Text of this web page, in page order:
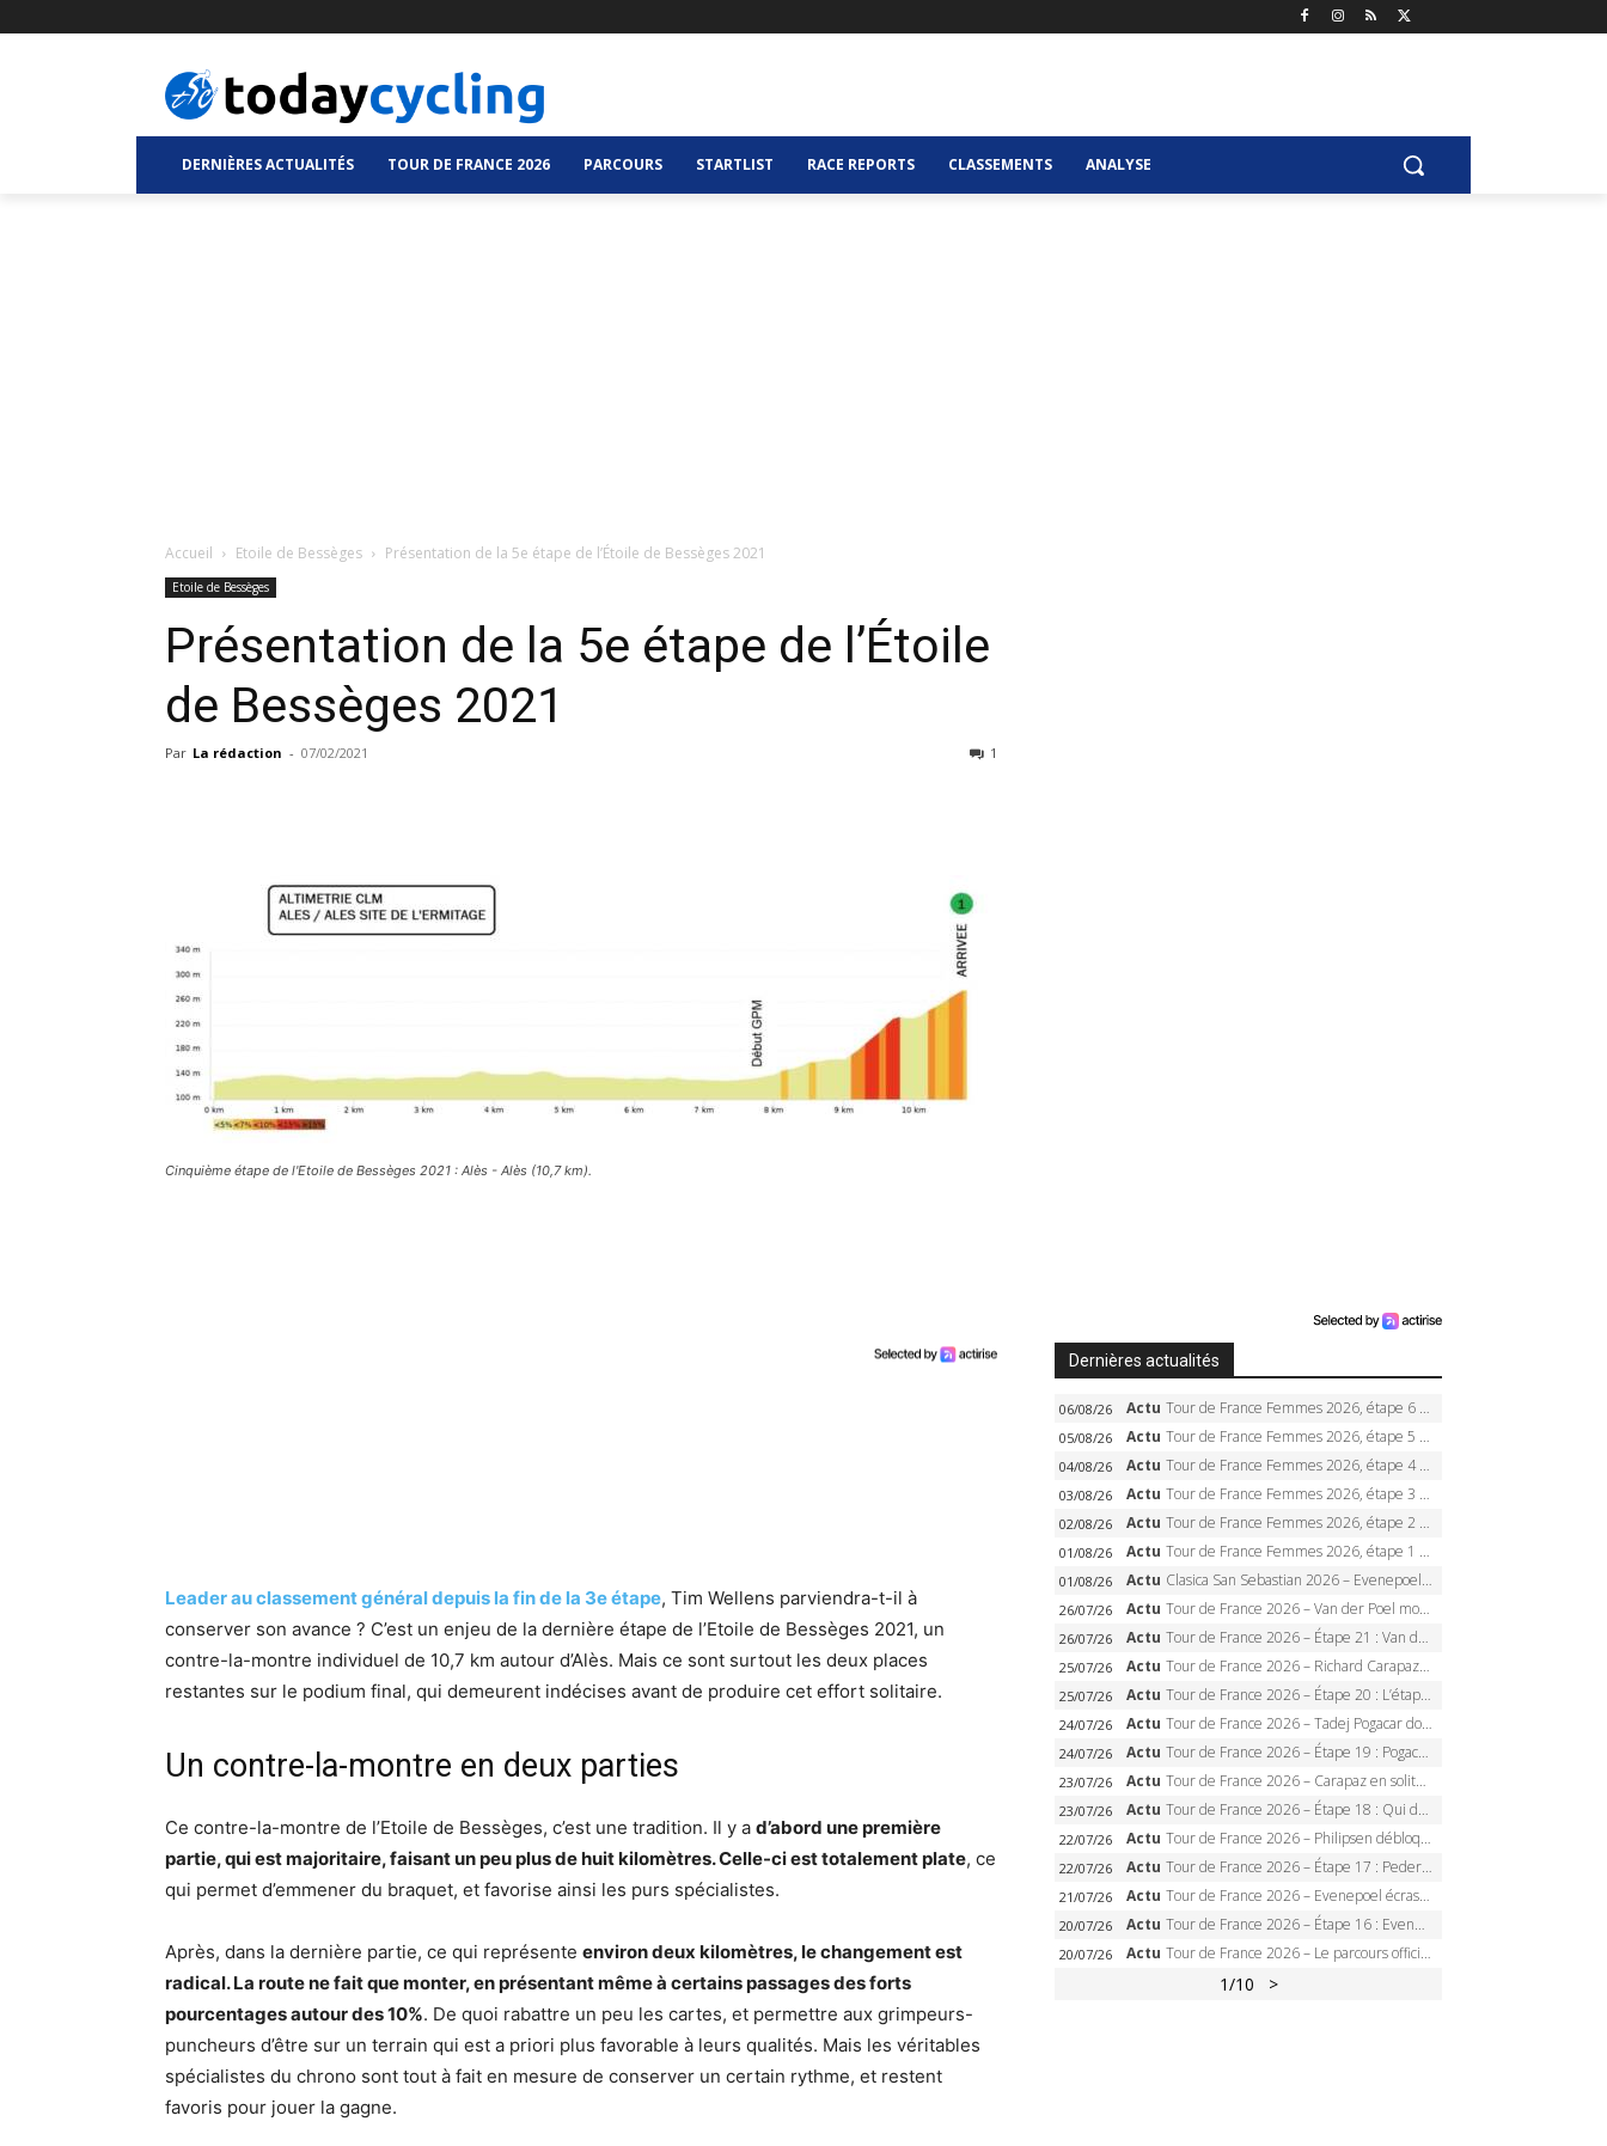
DERNIÈRES ACTUALITÉS TOUR DE FRANCE 2026 PARCOURS STARTLIST RACE REPORTS CLASSEMENTS ANALYSE
Accueil Etoile de Bessèges Présentation de la 5e étape de l’Étoile de Bessèges 2021
Etoile de Bessèges
Présentation de la 5e étape de l’Étoile
de Bessèges 2021
Par La rédaction - 07/02/2021 1
Cinquième étape de l'Etoile de Bessèges 2021 : Alès - Alès (10,7 km).
Leader au classement général depuis la fin de la 3e étape, Tim Wellens parviendra-t-il à
conserver son avance ? C’est un enjeu de la dernière étape de l’Etoile de Bessèges 2021, un
contre-la-montre individuel de 10,7 km autour d’Alès. Mais ce sont surtout les deux places
restantes sur le podium final, qui demeurent indécises avant de produire cet effort solitaire.
Un contre-la-montre en deux parties
Ce contre-la-montre de l’Etoile de Bessèges, c’est une tradition. Il y a d’abord une première
partie, qui est majoritaire, faisant un peu plus de huit kilomètres. Celle-ci est totalement plate, ce
qui permet d’emmener du braquet, et favorise ainsi les purs spécialistes.
Après, dans la dernière partie, ce qui représente environ deux kilomètres, le changement est
radical. La route ne fait que monter, en présentant même à certains passages des forts
pourcentages autour des 10%. De quoi rabattre un peu les cartes, et permettre aux grimpeurs-
puncheurs d’être sur un terrain qui est a priori plus favorable à leurs qualités. Mais les véritables
spécialistes du chrono sont tout à fait en mesure de conserver un certain rythme, et restent
favoris pour jouer la gagne.
Dernières actualités
06/08/26 Actu Tour de France Femmes 2026, étape 6 – Kim Le Court-Pienaar gagne à Tournon, Reusser en jaune
05/08/26 Actu Tour de France Femmes 2026, étape 5 – Demi Vollering gagne à Belleville, Reusser en jaune, Ferrand-Prévot coule
04/08/26 Actu Tour de France Femmes 2026, étape 4 – Marlen Reusser écrase le chrono, Ferrand-Prévot en crise
03/08/26 Actu Tour de France Femmes 2026, étape 3 – Sigrid Haugset en solitaire, 88 km d’échappée, maillot jaune
02/08/26 Actu Tour de France Femmes 2026, étape 2 – Lorena Wiebes doublé à Genève, Markus héroïque, 7e record
01/08/26 Actu Tour de France Femmes 2026, étape 1 – Lorena Wiebes intouchable à Lausanne, premier maillot jaune
01/08/26 Actu Clasica San Sebastian 2026 – Evenepoel recordman, 4e victoire, Carapaz battu au sprint
26/07/26 Actu Tour de France 2026 – Van der Poel monumental à Paris, Pogacar égale le record des cinq sacres
26/07/26 Actu Tour de France 2026 – Étape 21 : Van der Poel, Pogacar, qui succédera à Wout van Aert sur les Champs-Elysées ?
25/07/26 Actu Tour de France 2026 – Richard Carapaz roi des Alpes, doublé et maillot à pois, Seixas perd le podium
25/07/26 Actu Tour de France 2026 – Étape 20 : L’étape reine, Galibier, Sarenne, Alpe d’Huez, qui succédera à Pogacar ?
24/07/26 Actu Tour de France 2026 – Tadej Pogacar dompte l’Alpe d’Huez, 5e victoire, record de Pantani pulvérisé
24/07/26 Actu Tour de France 2026 – Étape 19 : Pogacar peut-il enfin dompter l’Alpe d’Huez ?
23/07/26 Actu Tour de France 2026 – Carapaz en solitaire à Orcières-Merlette, Paret-Peintre à un point du maillot à pois
23/07/26 Actu Tour de France 2026 – Étape 18 : Qui domptera Orcières-Merlette, première marche vers l’Alpe d’Huez ?
22/07/26 Actu Tour de France 2026 – Philipsen débloque son compteur à Voiron, Pedersen en danger pour le maillot vert
22/07/26 Actu Tour de France 2026 – Étape 17 : Pedersen peut-il verrouiller le maillot vert à Voiron ?
21/07/26 Actu Tour de France 2026 – Evenepoel écrase le chrono d’Évian, Seixas 4e, Lipowitz abandonne
20/07/26 Actu Tour de France 2026 – Étape 16 : Evenepoel, Pogacar, Ganna… qui domptera le chrono d’Évian pour redessiner le podium ?
20/07/26 Actu Tour de France 2026 – Le parcours officiel complet : 21 étapes, profils, carte et dates
1/10 >